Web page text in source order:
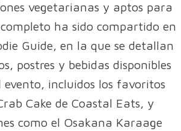
vegetarianas y aptos para
ha sido compartido en
Guide, en la que se detallan
postres y bebidas disponibles
incluidos los favoritos
Cake de Coastal Eats, y
como el Osakana Karaage